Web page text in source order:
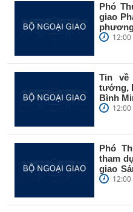
Phó
giao
nghị...
Tin về
tướng,
Bình
Phó
tham
giao
lần...